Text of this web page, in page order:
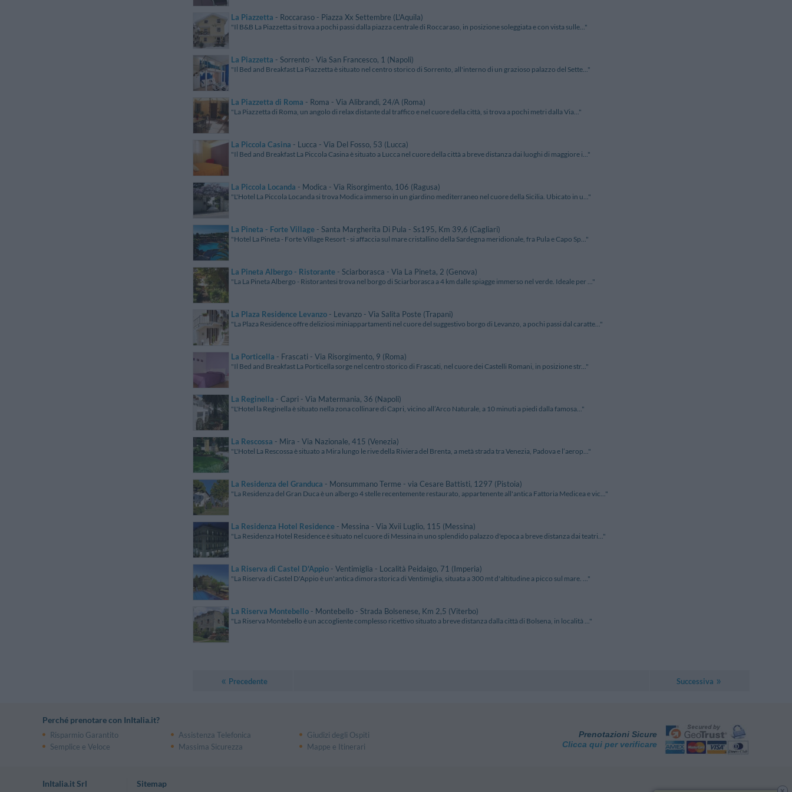
La Piazzetta - Roccaraso - Piazza Xx Settembre (L'Aquila)
"Il B&B La Piazzetta si trova a pochi passi dalla piazza centrale di Roccaraso, in posizione soleggiata e con vista sulle..."
La Piazzetta - Sorrento - Via San Francesco, 1 (Napoli)
"Il Bed and Breakfast La Piazzetta è situato nel centro storico di Sorrento, all'interno di un grazioso palazzo del Sette..."
La Piazzetta di Roma - Roma - Via Alibrandi, 24/A (Roma)
"La Piazzetta di Roma, un angolo di relax distante dal traffico e nel cuore della città, si trova a pochi metri dalla Via..."
La Piccola Casina - Lucca - Via Del Fosso, 53 (Lucca)
"Il Bed and Breakfast La Piccola Casina è situato a Lucca nel cuore della città a breve distanza dai luoghi di maggiore i..."
La Piccola Locanda - Modica - Via Risorgimento, 106 (Ragusa)
"L'Hotel La Piccola Locanda si trova Modica immerso in un giardino mediterraneo nel cuore della Sicilia. Ubicato in u..."
La Pineta - Forte Village - Santa Margherita Di Pula - Ss195, Km 39,6 (Cagliari)
"Hotel La Pineta - Forte Village Resort - si affaccia sul mare cristallino della Sardegna meridionale, fra Pula e Capo Sp..."
La Pineta Albergo - Ristorante - Sciarborasca - Via La Pineta, 2 (Genova)
"La La Pineta Albergo - Ristorantesi trova nel borgo di Sciarborasca a 4 km dalle spiagge immerso nel verde. Ideale per ..."
La Plaza Residence Levanzo - Levanzo - Via Salita Poste (Trapani)
"La Plaza Residence offre deliziosi miniappartamenti nel cuore del suggestivo borgo di Levanzo, a pochi passi dal caratte..."
La Porticella - Frascati - Via Risorgimento, 9 (Roma)
"Il Bed and Breakfast La Porticella sorge nel centro storico di Frascati, nel cuore dei Castelli Romani, in posizione str..."
La Reginella - Capri - Via Matermania, 36 (Napoli)
"L'Hotel la Reginella è situato nella zona collinare di Capri, vicino all’Arco Naturale, a 10 minuti a piedi dalla famosa..."
La Rescossa - Mira - Via Nazionale, 415 (Venezia)
"L'Hotel La Rescossa è situato a Mira lungo le rive della Riviera del Brenta, a metà strada tra Venezia, Padova e l’aerop..."
La Residenza del Granduca - Monsummano Terme - via Cesare Battisti, 1297 (Pistoia)
"La Residenza del Gran Duca è un albergo 4 stelle recentemente restaurato, appartenente all'antica Fattoria Medicea e vic..."
La Residenza Hotel Residence - Messina - Via Xvii Luglio, 115 (Messina)
"La Residenza Hotel Residence è situato nel cuore di Messina in uno splendido palazzo d'epoca a breve distanza dai teatri..."
La Riserva di Castel D'Appio - Ventimiglia - Località Peidaigo, 71 (Imperia)
"La Riserva di Castel D'Appio è un'antica dimora storica di Ventimiglia, situata a 300 mt d'altitudine a picco sul mare. ..."
La Riserva Montebello - Montebello - Strada Bolsenese, Km 2,5 (Viterbo)
"La Riserva Montebello è un accogliente complesso ricettivo situato a breve distanza dalla città di Bolsena, in località ..."
Precedente Successiva
Perché prenotare con InItalia.it?
Risparmio Garantito Assistenza Telefonica
Giudizi degli Ospiti
Semplice e Veloce
Massima Sicurezza Mappe e Itinerari
Prenotazioni Sicure
Clicca qui per verificare
InItalia.it Srl Sitemap
x